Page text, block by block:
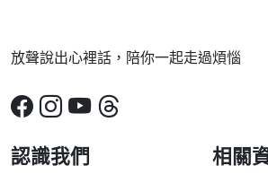
放聲說出心裡話，陪你一起走過煩惱
認識我們 相關